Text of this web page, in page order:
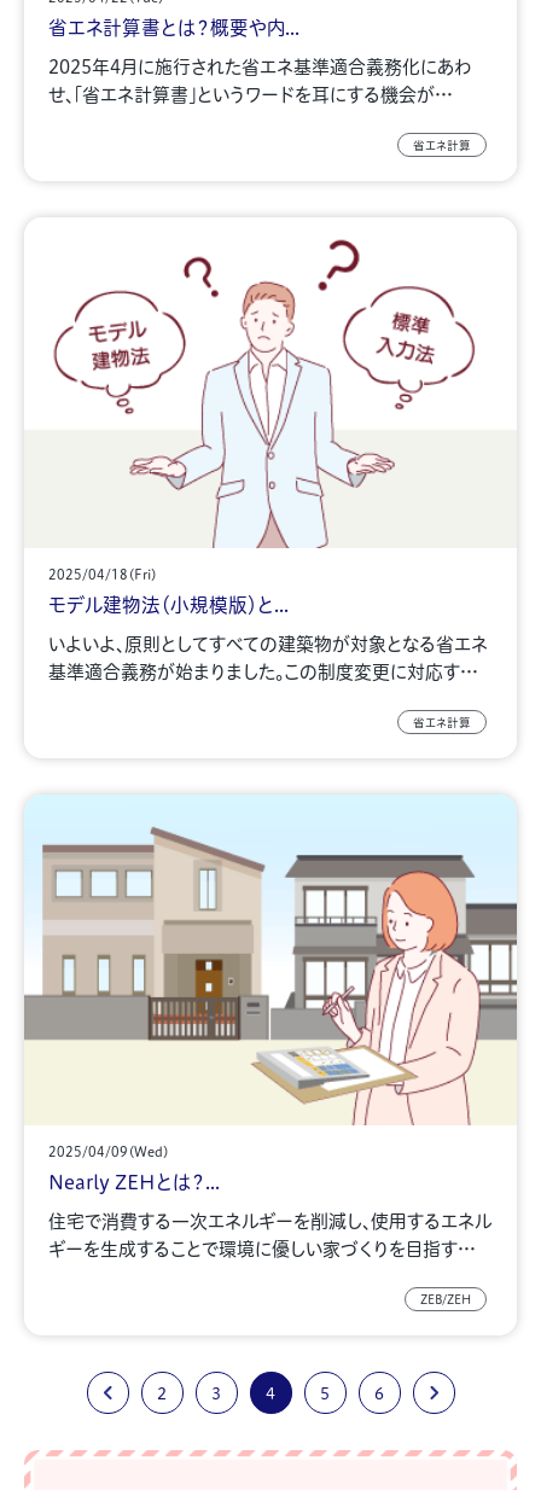
省エネ計算書とは？概要や内...
2025年4月に施行された省エネ基準適合義務化にあわ
せ、「省エネ計算書」というワードを耳にする機会が…
省エネ計算
2025/04/18(Fri)
モデル建物法（小規模版）と...
いよいよ、原則としてすべての建築物が対象となる省エネ
基準適合義務が始まりました。この制度変更に対応す…
省エネ計算
2025/04/09(Wed)
Nearly ZEHとは？...
住宅で消費する一次エネルギーを削減し、使用するエネル
ギーを生成することで環境に優しい家づくりを目指す…
ZEB/ZEH
2 3 4 5 6